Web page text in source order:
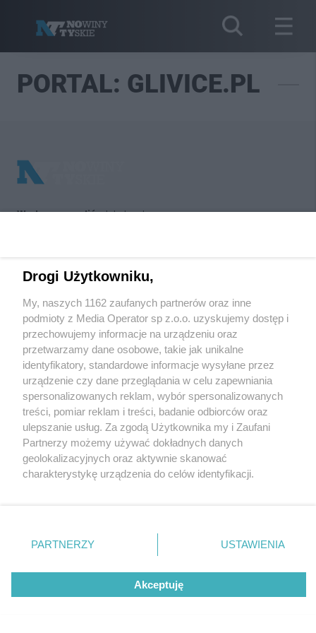
PORTAL: GLIVICE.PL
Wydawca mediówlokalnych
Nie zapomnij
zapoznać się z:
polityką prywatności regulamin korzystania z portali
Twojemiasto
Piekary Śląskie
Chorzów
Tarnowskie Góry
Ruda Śląska
Świętochłowice
Tychy
Bytom
Katowice
Gliwice
Zabrze
Zagłębie
Skontaktuj sięz nami
Kontakt
Wydawca
Redakcja
Newsletter
Reklama
Drogi Użytkowniku,
My, naszych 1162 zaufanych partnerów oraz inne
podmioty z Media Operator sp z.o.o. uzyskujemy dostęp i
przechowujemy informacje na urządzeniu oraz
przetwarzamy dane osobowe, takie jak unikalne
identyfikatory, standardowe informacje wysyłane przez
urządzenie czy dane przeglądania w celu zapewniania
spersonalizowanych reklam, wybór spersonalizowanych
treści, pomiar reklam i treści, badanie odbiorców oraz
ulepszanie usług. Za zgodą Użytkownika my i Zaufani
Partnerzy możemy używać dokładnych danych
geolokalizacyjnych oraz aktywnie skanować
charakterystykę urządzenia do celów identyfikacji.
zmienić/wycofać klikając przycisk ustawień prywatności
znajdujący się w lewym dolnym rogu strony
rodzaje przetwarzania danych nie wymagają zgody
użytkownika, ale masz prawo sprzeciwić się takiemu
przetwarzaniu. Preferencje będą miały zastosowania tylko
PARTNERZY USTAWIENIA
Akceptuję